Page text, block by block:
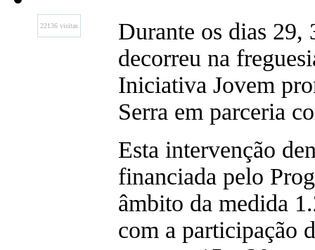
22136 visitas
Durante os dias 29,
decorreu na
Iniciativa Jovem
Serra em parceria
Esta intervenção
financiada pelo
âmbito da medida
com a participação